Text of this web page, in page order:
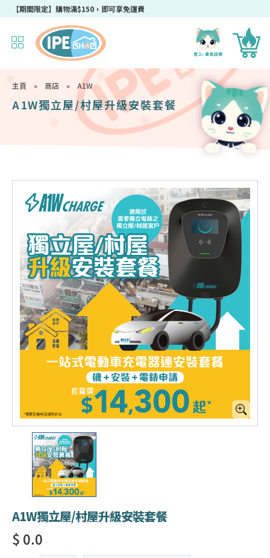
成為IPEshop會員，新會員即可獲得迎新$50購物優惠碼！
主頁 » 商店 » A1W
A1W獨立屋/村屋升級安裝套餐
A1W獨立屋/村屋升級安裝套餐
$ 0.0